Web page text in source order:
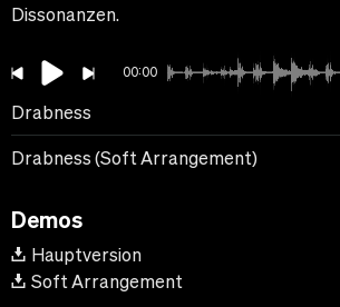
Dissonanzen.
00:00
Drabness
Drabness (Soft Arrangement)
Demos
Hauptversion
Soft Arrangement